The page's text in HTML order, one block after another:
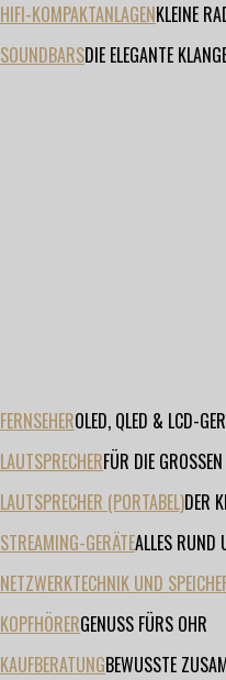
HIFI-KOMPAKTANLAGENKLEINE
SOUNDBARSDIE ELEGANTE
FERNSEHEROLED, QLED & LCD-
LAUTSPRECHERFÜR DIE
LAUTSPRECHER (PORTABEL)DER
STREAMING-GERÄTEALLES RUND
NETZWERKTECHNIK UND
KOPFHÖRERGENUSS FÜRS OHR
KAUFBERATUNGBEWUSSTE